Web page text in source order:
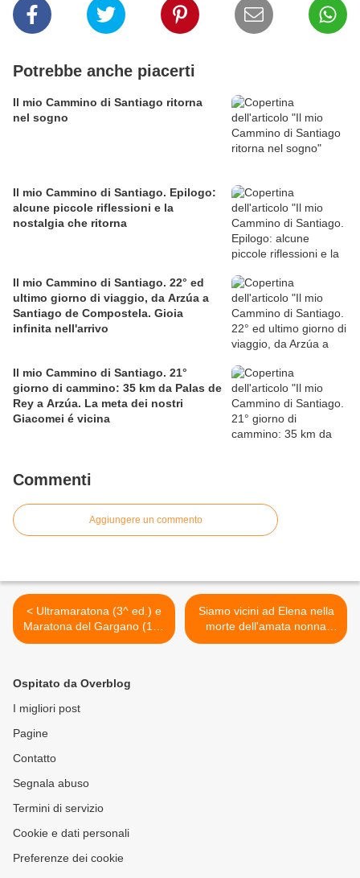
Potrebbe anche piacerti
Il mio Cammino di Santiago ritorna
nel sogno
Il mio Cammino di Santiago. Epilogo:
alcune piccole riflessioni e la
nostalgia che ritorna
Il mio Cammino di Santiago. 22° ed
ultimo giorno di viaggio, da Arzúa a
Santiago de Compostela. Gioia
infinita nell'arrivo
Il mio Cammino di Santiago. 21°
giorno di cammino: 35 km da Palas de
Rey a Arzúa. La meta dei nostri
Giacomei é vicina
Commenti
Aggiungere un commento
< Ultramaratona (3^ ed.) e
Maratona del Gargano (11^
ed.). Il prossimo 14 giugno
"popolo delle lunghe"
Siamo vicini ad Elena nella
morte dell'amata nonna
Giuseppa >
Ospitato da Overblog
I migliori post
Pagine
Contatto
Segnala abuso
Termini di servizio
Cookie e dati personali
Preferenze dei cookie